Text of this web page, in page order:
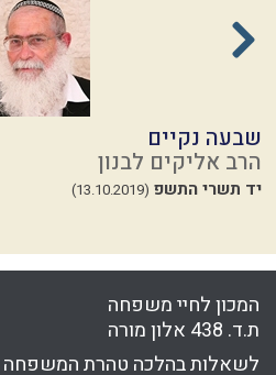
שבעה נקיים
הרב אליקים לבנון
יד תשרי התשפ (13.10.2019)
המכון לחיי משפחה
ת.ד. 438 אלון מורה
לשאלות בהלכה טהרת המשפחה